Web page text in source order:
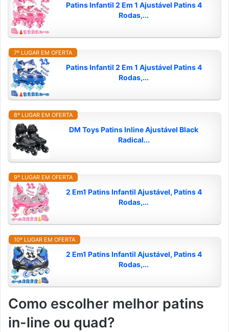
Patins Infantil 2 Em 1 Ajustável Patins 4
Rodas,...
7º LUGAR EM OFERTA
Patins Infantil 2 Em 1 Ajustável Patins 4
Rodas,...
8º LUGAR EM OFERTA
DM Toys Patins Inline Ajustável Black
Radical...
9º LUGAR EM OFERTA
2 Em1 Patins Infantil Ajustável, Patins 4
Rodas,...
10º LUGAR EM OFERTA
2 Em1 Patins Infantil Ajustável, Patins 4
Rodas,...
Como escolher melhor patins
in-line ou quad?